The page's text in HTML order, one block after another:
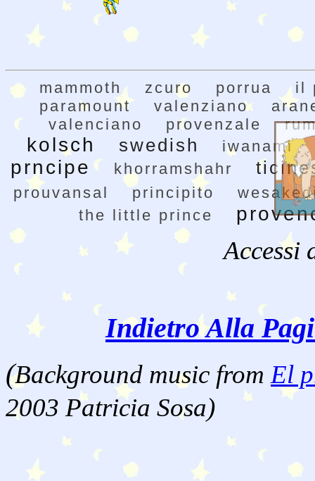
mammoth zcuro porrua
il
paramount
valenziano
valenciano
provenzale
kolsch swedish iwanami
prncipe khorramshahr
prouvansal principito
the little prince
Accessi
Indietro Alla
(Background music from El
2003 Patricia Sosa)